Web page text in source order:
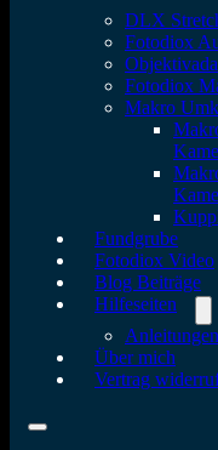
DLX
Fotodiox
Fotodiox
Makro
Fundgrube
Fotodiox Video
Blog Beiträge
Hilfeseiten
Über mich
Vertrag